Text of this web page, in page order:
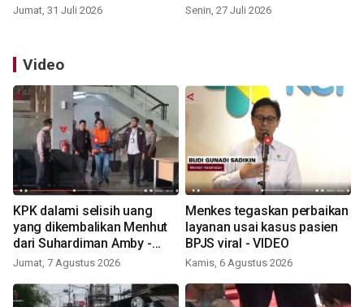
Jumat, 31 Juli 2026 Senin, 27 Juli 2026
Video
KPK dalami selisih uang
yang dikembalikan Menhut
dari Suhardiman Amby -
VIDEO
Jumat, 7 Agustus 2026
Menkes tegaskan perbaikan
layanan usai kasus pasien
BPJS viral - VIDEO
Kamis, 6 Agustus 2026